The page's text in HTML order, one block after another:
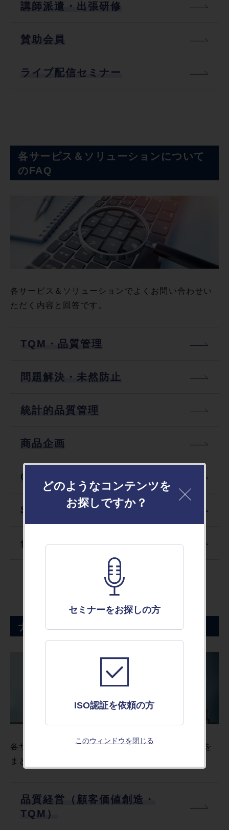
講師派遣・出張研修
賛助会員
ライブ配信セミナー
各サービス＆ソリューションについて
のFAQ
各サービス＆ソリューションでよくお問い合わせい
ただく内容と回答です。
TQM・品質管理
問題解決・未然防止
統計的品質管理
商品企画
QFD（品質機能展開）
SI（官能評価）
信頼性・安全性・R-Map
ナレッジ
各サービス＆ソリューションに関連するナレッジを
まとめています。
品質経営（顧客価値創造・
TQM）
どのようなコンテンツを
お探しですか？
セミナーをお探しの方
ISO認証を依頼の方
このウィンドウを閉じる